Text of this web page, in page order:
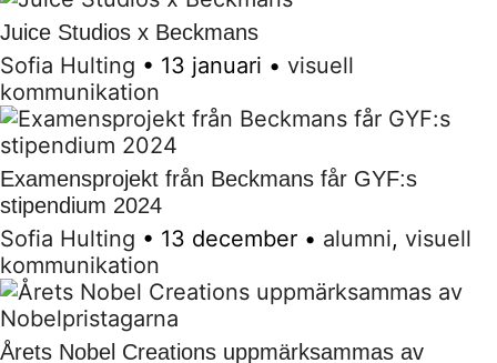
Juice Studios x Beckmans
Sofia Hulting • 13 januari • visuell
kommunikation
Examensprojekt från Beckmans får GYF:s
stipendium 2024
Sofia Hulting • 13 december • alumni, visuell
kommunikation
Årets Nobel Creations uppmärksammas av